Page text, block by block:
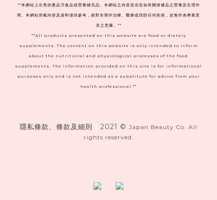
**本網站上出售的產品乃食品或營養補充品。本網站之內容旨在告知有關保健品之營養及生理作
用。本網站所載內容及資料僅供參考，絕對非用作治療、醫療或預防任何疾病，並無作為專業意
見之意圖。**
**All products presented on this website are food or dietary
supplements. The content on this website is only intended to inform
about the nutritional and physiological processes of the food
supplements. The information provided on this site is for informational
purposes only and is not intended as a substitute for advice from your
health professional.**
隱私條款、條款及細則 2021 © Japan Beauty Co. All
rights reserved.